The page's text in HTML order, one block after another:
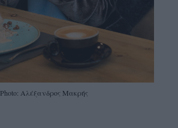
Photo: Αλέξανδρος Μακρής